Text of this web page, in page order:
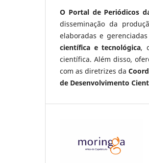
O Portal de Periódicos
disseminação da
elaboradas e
científica e tecnológica,
científica. Além disso,
com as diretrizes da
de Desenvolvimento